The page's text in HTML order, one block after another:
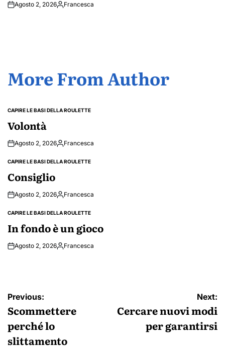
Agosto 2, 2026PostedFrancesca
More From Author
POSTED
CAPIRE LE BASI DELLA ROULETTE
Volontà
Agosto 2, 2026PostedFrancesca
POSTED
CAPIRE LE BASI DELLA ROULETTE
Consiglio
Agosto 2, 2026PostedFrancesca
POSTED
CAPIRE LE BASI DELLA ROULETTE
In fondo è un gioco
Agosto 2, 2026PostedFrancesca
Navigazione
articoli
Previous:
Scommettere
perché lo
slittamento
Next:
Cercare nuovi modi
per garantirsi